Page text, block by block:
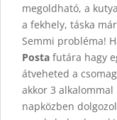
megoldható, a
a fekhely, táska
Semmi probléma!
Posta futára hagy
átveheted a
akkor 3
napközben